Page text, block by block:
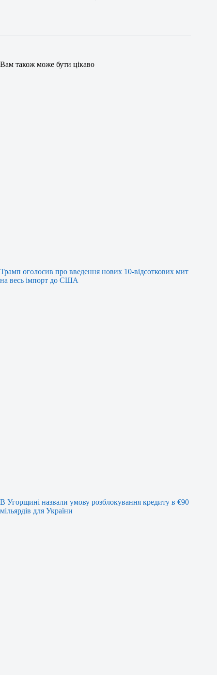
Вам також може бути цікаво
Трамп оголосив про введення нових 10-відсоткових мит
на весь імпорт до США
В Угорщині назвали умову розблокування кредиту в €90
мільярдів для України